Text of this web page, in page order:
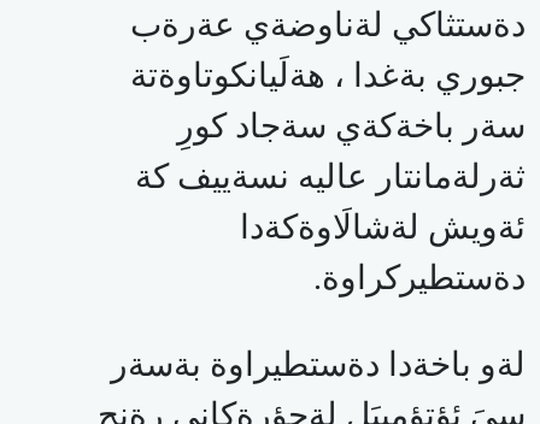
دةستثاكي لةناوضةي عةرةب
جبوري بةغدا ، هةلَيانكوتاوةتة
سةر باخةكةي سةجاد كورِ
ثةرلةمانتار عاليه نسةييف كة
ئةويش لةشالَاوةكةدا
دةستطيركراوة.
لةو باخةدا دةستطيراوة بةسةر
سيَ ئؤتؤمبيَل لةجؤرةكاني رةنج